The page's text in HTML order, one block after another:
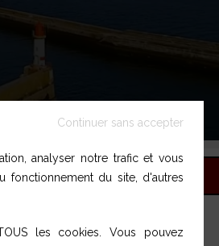
Continuer sans accepter
analyser notre trafic et vous
fonctionnement du site, d'autres
les cookies. Vous pouvez